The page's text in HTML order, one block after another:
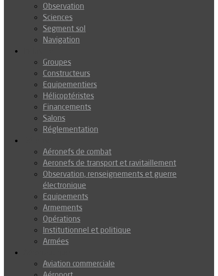
Observation
Sciences
Segment sol
Navigation
Groupes
Constructeurs
Equipementiers
Hélicoptéristes
Financements
Salons
Réglementation
Aéronefs de combat
Aeronefs de transport et ravitaillement
Observation, renseignements et guerre
électronique
Equipements
Armements
Opérations
Institutionnel et politique
Armées
Aviation commerciale